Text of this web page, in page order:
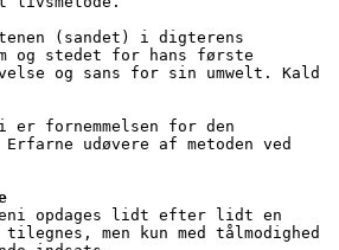
(sandet) i digterens
og stedet for hans første
og sans for sin umwelt. Kald
er fornemmelsen for den
udøvere af metoden ved
opdages lidt efter lidt en
men kun med tålmodighed